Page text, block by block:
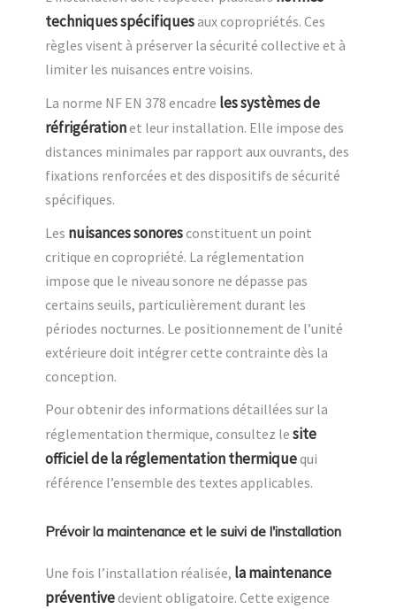
techniques spécifiquesaux copropriétés. Ces
règles visent à préserver la sécurité collective et à
limiter les nuisances entre voisins.
La norme NF EN 378 encadre les systèmes de
réfrigérationet leur installation. Elle impose des
distances minimales par rapport aux ouvrants, des
fixations renforcées et des dispositifs de sécurité
spécifiques.
Les nuisances sonoresconstituent un point
critique en copropriété. La réglementation
impose que le niveau sonore ne dépasse pas
certains seuils, particulièrement durant les
périodes nocturnes. Le positionnement de l’unité
extérieure doit intégrer cette contrainte dès la
conception.
Pour obtenir des informations détaillées sur la
réglementation thermique, consultez le site
officiel de la réglementation thermiquequi
référence l’ensemble des textes applicables.
Prévoir la maintenance et le suivi de l'installation
Une fois l’installation réalisée, la maintenance
préventivedevient obligatoire. Cette exigence